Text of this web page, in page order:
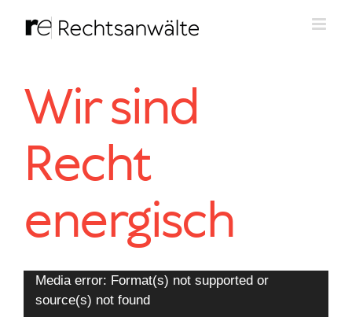
Inhalt
Wir sind
Recht
energisch
Video-
Player
Media error: Format(s) not supported or
source(s) not found